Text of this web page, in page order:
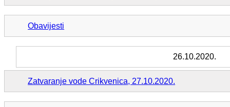
Obavijesti
26.10.2020.
Zatvaranje vode Crikvenica, 27.10.2020.